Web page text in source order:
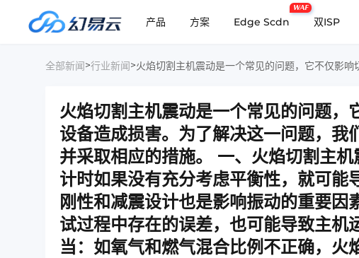
产品 方案 Edge Scdn
WAF
双ISP
全部新闻>行业新闻>
火焰切割主机震动是一个常见的问题
设备造成损害。为了解决这一问题，我
并采取相应的措施。 一、火焰切割主
计时如果没有充分考虑平衡性，就可
刚性和减震设计也是影响振动的重要
试过程中存在的误差，也可能导致主
当：如氧气和燃气混合比例不正确，火